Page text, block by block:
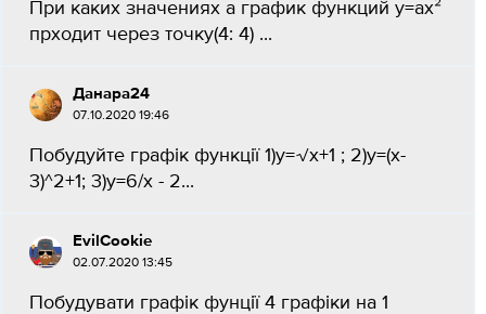
При каких значениях a график функций y=ax²
прходит через точку(4: 4) ​...
Данара24
07.10.2020 19:46
Побудуйте графік функції 1)y=√x+1 ; 2)y=(x-
3)^2+1; 3)y=6/x - 2...
ЕvilСookie
02.07.2020 13:45
Побудувати графік фунції 4 графіки на 1